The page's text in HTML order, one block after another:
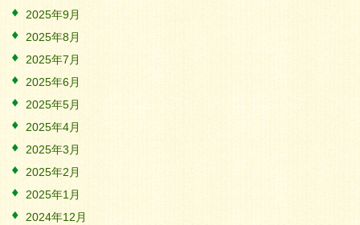
2025年9月
2025年8月
2025年7月
2025年6月
2025年5月
2025年4月
2025年3月
2025年2月
2025年1月
2024年12月